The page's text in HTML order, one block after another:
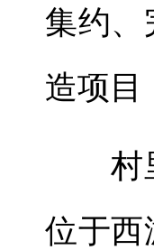
集约、
造项目
村里
位于西